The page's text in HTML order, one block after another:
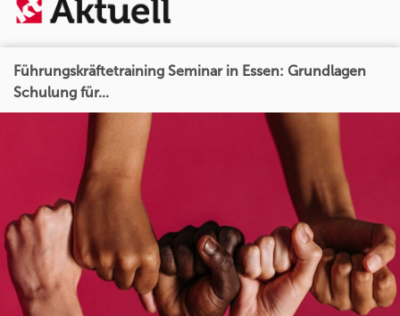
Führungskräftetraining Seminar in Essen: Grundlagen
Schulung für...